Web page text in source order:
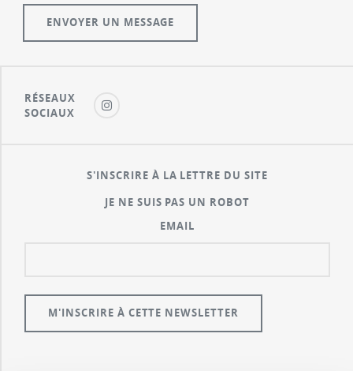
RÉSEAUX
SOCIAUX
S'INSCRIRE À LA LETTRE DU SITE
JE NE SUIS PAS UN ROBOT
EMAIL